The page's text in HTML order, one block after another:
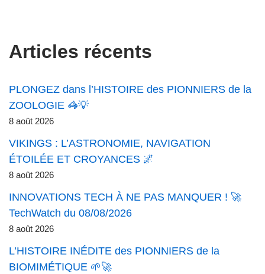
Articles récents
PLONGEZ dans l’HISTOIRE des PIONNIERS de la
ZOOLOGIE 🦓💡
8 août 2026
VIKINGS : L’ASTRONOMIE, NAVIGATION
ÉTOILÉE ET CROYANCES 🌌
8 août 2026
INNOVATIONS TECH À NE PAS MANQUER ! 🚀
TechWatch du 08/08/2026
8 août 2026
L’HISTOIRE INÉDITE des PIONNIERS de la
BIOMIMÉTIQUE 🌱🚀